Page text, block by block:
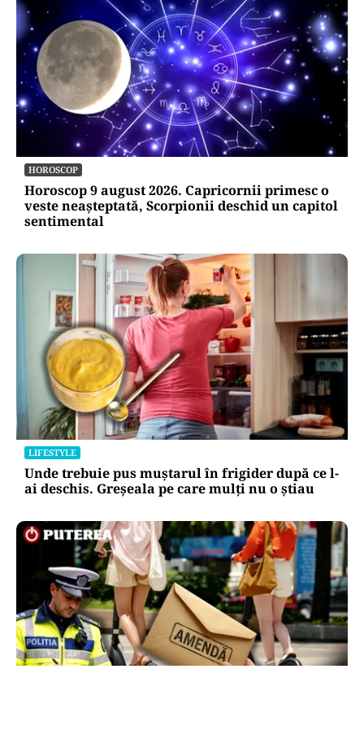
HOROSCOP
Horoscop 9 august 2026. Capricornii primesc o
veste neașteptată, Scorpionii deschid un capitol
sentimental
LIFESTYLE
Unde trebuie pus muștarul în frigider după ce l-
ai deschis. Greșeala pe care mulți nu o știau